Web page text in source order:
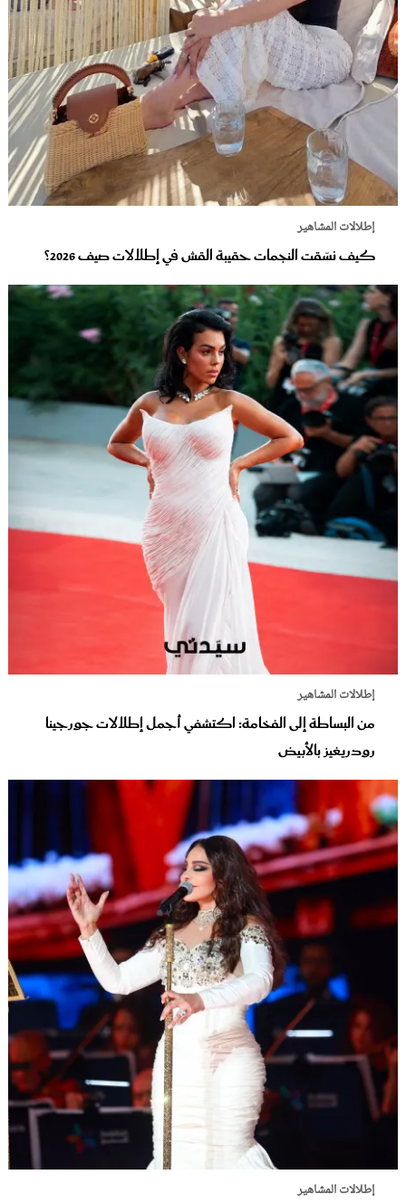
إطلالات المشاهير
كيف نسّقت النجمات حقيبة القش في إطلالات صيف 2026؟
إطلالات المشاهير
من البساطة إلى الفخامة: اكتشفي أجمل إطلالات جورجينا
رودريغيز بالأبيض
إطلالات المشاهير